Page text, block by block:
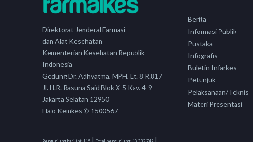
Direktorat Jenderal Farmasi
dan Alat Kesehatan
Kementerian Kesehatan Republik
Indonesia
Gedung Dr. Adhyatma, MPH, Lt. 8 R.817
Jl. H.R. Rasuna Said Blok X-5 Kav. 4-9
Jakarta Selatan 12950
Halo Kemkes ✆ 1500567
| |
Berita
Informasi Publik
Pustaka
Infografis
Buletin Infarkes
Petunjuk
Pelaksanaan/Teknis
Materi Presentasi